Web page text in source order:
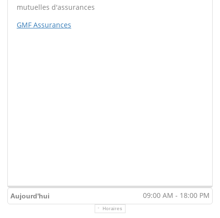
mutuelles d'assurances
GMF Assurances
Aujourd'hui 09:00 AM - 18:00 PM
Horaires